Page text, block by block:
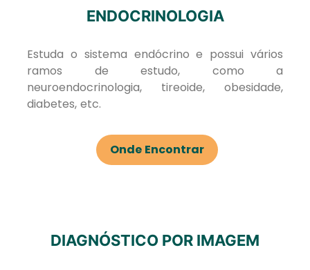
ENDOCRINOLOGIA
Estuda o sistema endócrino e possui vários
ramos de estudo, como a
neuroendocrinologia, tireoide, obesidade,
diabetes, etc.
Onde Encontrar
DIAGNÓSTICO POR IMAGEM